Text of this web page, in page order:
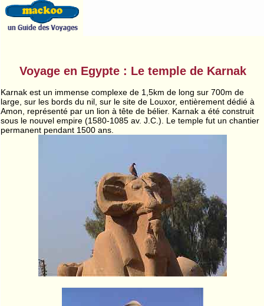
Voyage en Egypte : Le temple de Karnak
Karnak est un immense complexe de 1,5km de long sur 700m de
large, sur les bords du nil, sur le site de Louxor, entièrement dédié à
Amon, représenté par un lion à tête de bélier. Karnak a été construit
sous le nouvel empire (1580-1085 av. J.C.). Le temple fut un chantier
permanent pendant 1500 ans.